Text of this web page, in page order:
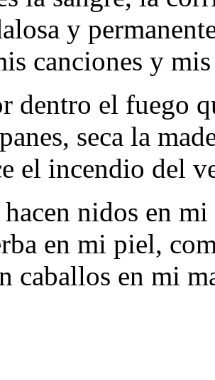
y
canciones y mis
dentro el fuego
seca la
el incendio del
hacen nidos en
en mi piel,
caballos en mi